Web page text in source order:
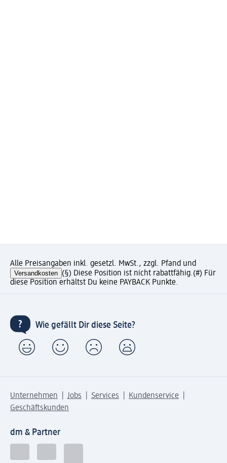
Alle Preisangaben inkl. gesetzl. MwSt., zzgl. Pfand und
Versandkosten (§) Diese Position ist nicht rabattfähig.(#) Für
diese Position erhältst Du keine PAYBACK Punkte.
Wie gefällt Dir diese Seite?
Unternehmen Jobs Services
Kundenservice
Geschäftskunden
dm & Partner